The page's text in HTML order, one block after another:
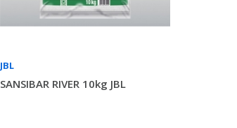
JBL
SANSIBAR RIVER 10kg JBL